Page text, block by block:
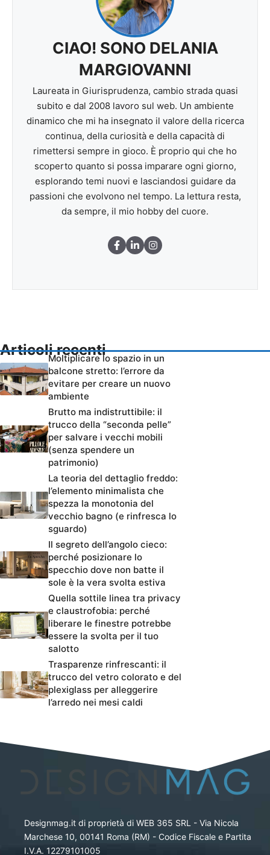
CIAO! SONO DELANIA
MARGIOVANNI
Laureata in Giurisprudenza, cambio strada quasi
subito e dal 2008 lavoro sul web. Un ambiente
dinamico che mi ha insegnato il valore della ricerca
continua, della curiosità e della capacità di
rimettersi sempre in gioco. È proprio qui che ho
scoperto quanto si possa imparare ogni giorno,
esplorando temi nuovi e lasciandosi guidare da
passioni che evolvono nel tempo. La lettura resta,
da sempre, il mio hobby del cuore.
Articoli recenti
Moltiplicare lo spazio in un
balcone stretto: l’errore da
evitare per creare un nuovo
ambiente
Brutto ma indistruttibile: il
trucco della “seconda pelle”
per salvare i vecchi mobili
(senza spendere un
patrimonio)
La teoria del dettaglio freddo:
l’elemento minimalista che
spezza la monotonia del
vecchio bagno (e rinfresca lo
sguardo)
Il segreto dell’angolo cieco:
perché posizionare lo
specchio dove non batte il
sole è la vera svolta estiva
Quella sottile linea tra privacy
e claustrofobia: perché
liberare le finestre potrebbe
essere la svolta per il tuo
salotto
Trasparenze rinfrescanti: il
trucco del vetro colorato e del
plexiglass per alleggerire
l’arredo nei mesi caldi
Designmag.it di proprietà di WEB 365 SRL - Via Nicola
Marchese 10, 00141 Roma (RM) - Codice Fiscale e Partita
I.V.A. 12279101005